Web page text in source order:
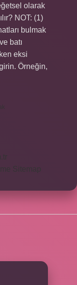
olarak
NOT: (1)
bulmak
batı
eksi
Örneğin,
Sitemap